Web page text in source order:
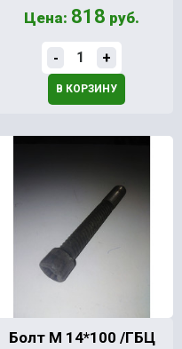
Цена: 818 руб.
- +
В КОРЗИНУ
Болт М 14*100 /ГБЦ